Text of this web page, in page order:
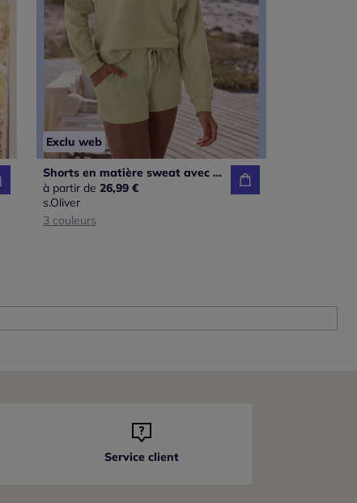
Exclu web
Shorts en matière sweat avec poches et ceinture élastique
à partir de 26,99 €
s.Oliver
3 couleurs
Service client